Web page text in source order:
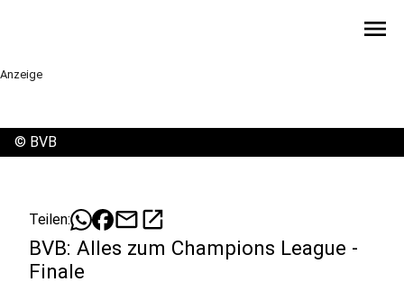
menu
Anzeige
© BVB
Teilen: mailopen_in_new
BVB: Alles zum Champions League -
Finale